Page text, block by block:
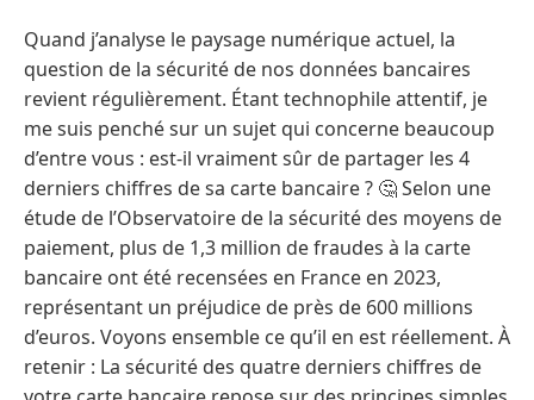
Quand j’analyse le paysage numérique actuel, la
question de la sécurité de nos données bancaires
revient régulièrement. Étant technophile attentif, je
me suis penché sur un sujet qui concerne beaucoup
d’entre vous : est-il vraiment sûr de partager les 4
derniers chiffres de sa carte bancaire ? 🤔 Selon une
étude de l’Observatoire de la sécurité des moyens de
paiement, plus de 1,3 million de fraudes à la carte
bancaire ont été recensées en France en 2023,
représentant un préjudice de près de 600 millions
d’euros. Voyons ensemble ce qu’il en est réellement. À
retenir : La sécurité des quatre derniers chiffres de